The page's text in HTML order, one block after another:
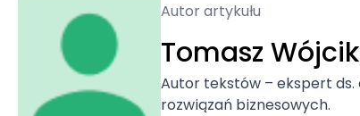
Autor artykułu
Tomasz Wójcik
Autor tekstów – ekspert
rozwiązań biznesowych.